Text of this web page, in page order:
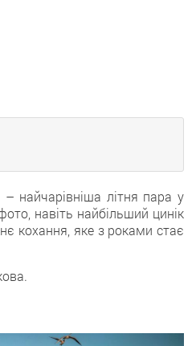
найчарівніша літня пара у
навіть найбільший цинік
кохання, яке з роками стає